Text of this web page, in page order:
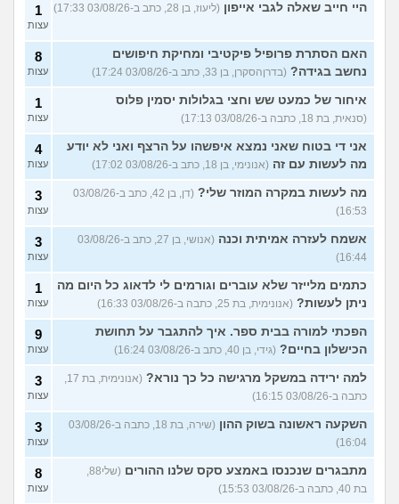
היי חייב שאלה לגבי אייפון (ליעוז, בן 28, כתב ב-03/08/26 17:33) 1
עצות
האם הסתרת פרופיל פיקטיבי ומחיקת חיפושים
נחשב בגידה? (בדרןהסקרן, בן 33, כתב ב-03/08/26 17:24)
8
עצות
איחור של כמעט שש וחצי בגלולות יסמין פלוס
(סנאית, בת 18, כתבה ב-03/08/26 17:13)
1
עצות
אני די בטוח שאני נמצא איפשהו על הרצף ואני לא יודע
מה לעשות עם זה (אנונימי, בן 18, כתב ב-03/08/26 17:02)
4
עצות
מה לעשות במקרה המוזר שלי?
(דן, בן 42, כתב ב-03/08/26
16:53)
3
עצות
אשמח לעזרה אמיתית וכנה
(אנושי, בן 27, כתב ב-03/08/26
16:44)
3
עצות
כתמים מלייזר שלא עוברים וגורמים לי לדאוג כל היום מה
ניתן לעשות? (אנונימית, בת 25, כתבה ב-03/08/26 16:33)
1
עצות
הפכתי למורה בבית ספר. איך להתגבר על תחושת
הכישלון בחיים? (גידי, בן 40, כתב ב-03/08/26 16:24)
9
עצות
למה ירידה במשקל מרגישה כל כך נורא?
(אנונימית, בת 17,
כתבה ב-03/08/26 16:15)
3
עצות
השקעה ראשונה בשוק ההון
(שירה, בת 18, כתבה ב-03/08/26
16:04)
3
עצות
מתבגרים שנכנסו באמצע סקס שלנו ההורים
(שלי88,
בת 40, כתבה ב-03/08/26 15:53)
8
עצות